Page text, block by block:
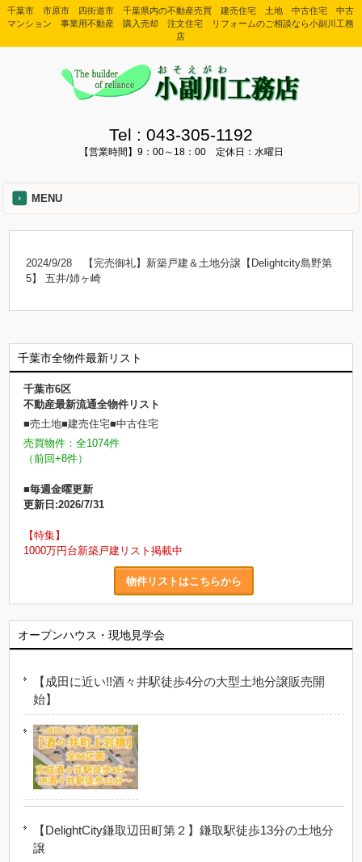
千葉市 市原市 四街道市 千葉県内の不動産売買 建売住宅 土地 中古住宅 中古
マンション 事業用不動産 購入売却 注文住宅 リフォームのご相談なら小副川工務
店
Tel : 043-305-1192
【営業時間】9：00～18：00 定休日：水曜日
MENU
2024/9/28
【完売御礼】新築戸建＆土地分譲【Delightcity島野第
5】 五井/姉ヶ崎
千葉市全物件最新リスト
千葉市6区
不動産最新流通全物件リスト
■売土地■建売住宅■中古住宅
売買物件：全1074件
（前回+8件）
■毎週金曜更新
更新日:2026/7/31
【特集】
1000万円台新築戸建リスト掲載中
物件リストはこちらから
オープンハウス・現地見学会
【成田に近い!!酒々井駅徒歩4分の大型土地分譲販売開
始】
【DelightCity鎌取辺田町第２】鎌取駅徒歩13分の土地分
譲